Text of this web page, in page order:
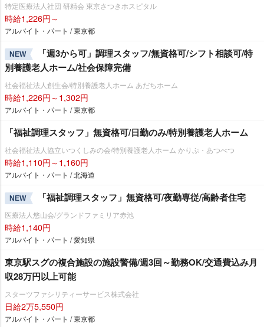
特定医療法人社団 研精会 東京さつきホスピタル
時給1,226円～
アルバイト・パート / 東京都
NEW
「週3から可」調理スタッフ/無資格可/シフト相談可/特
別養護老人ホーム/社会保障完備
社会福祉法人創生会/特別養護老人ホーム あだちホーム
時給1,226円～1,302円
アルバイト・パート / 東京都
「福祉調理スタッフ」無資格可/日勤のみ/特別養護老人ホーム
社会福祉法人協立いつくしみの会/特別養護老人ホーム かりぷ・あつべつ
時給1,110円～1,160円
アルバイト・パート / 北海道
NEW 「福祉調理スタッフ」無資格可/夜勤専従/高齢者住宅
医療法人悠山会/グランドファミリア赤池
時給1,140円
アルバイト・パート / 愛知県
東京駅スグの複合施設の施設警備/週3回～勤務OK/交通費込み月
収28万円以上可能
スターツファシリティーサービス株式会社
日給2万5,550円
アルバイト・パート / 東京都